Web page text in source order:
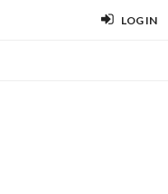
LOG IN